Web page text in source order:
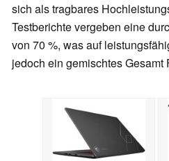
sich als tragbares
Testberichte vergeben eine
von 70 %, was auf
jedoch ein gemischtes Gesamt